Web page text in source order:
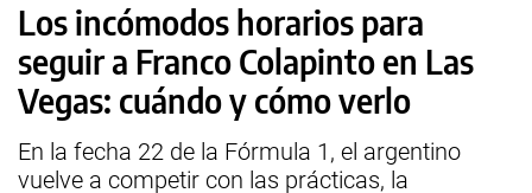
Los incómodos horarios para
seguir a Franco Colapinto en Las
Vegas: cuándo y cómo verlo
En la fecha 22 de la Fórmula 1, el argentino
vuelve a competir con las prácticas, la